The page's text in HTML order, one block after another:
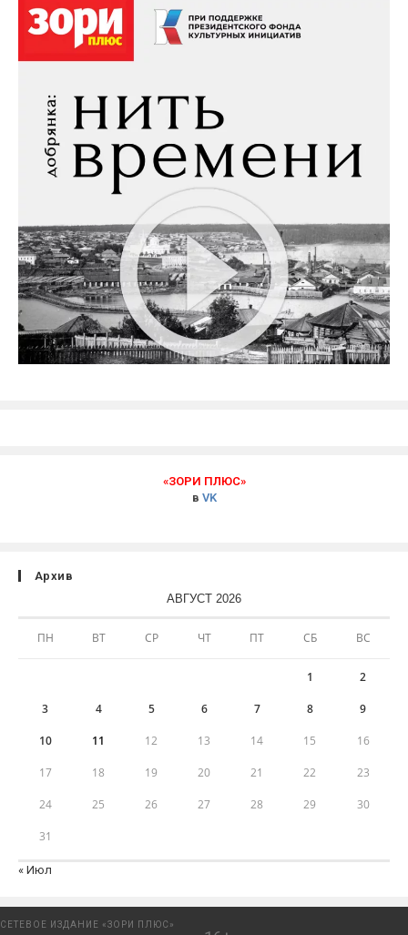
«ЗОРИ ПЛЮС»
в VK
Архив
АВГУСТ 2026
ПН ВТ СР ЧТ ПТ СБ ВС
1 2
3 4 5 6 7 8 9
10 11 12 13 14 15 16
17 18 19 20 21 22 23
24 25 26 27 28 29 30
31
« Июл
СЕТЕВОЕ ИЗДАНИЕ «ЗОРИ ПЛЮС»